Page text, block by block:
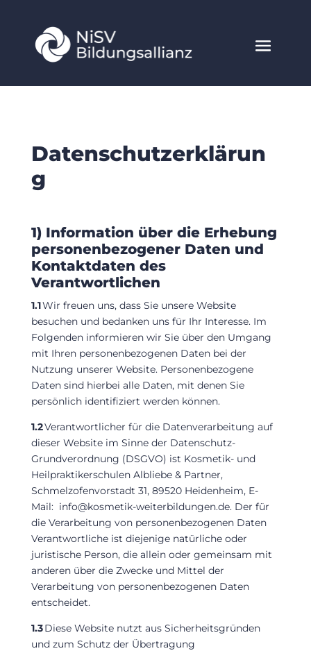
Datenschutzerklärun
g
1) Information über die Erhebung
personenbezogener Daten und
Kontaktdaten des
Verantwortlichen
1.1Wir freuen uns, dass Sie unsere Website
besuchen und bedanken uns für Ihr Interesse. Im
Folgenden informieren wir Sie über den Umgang
mit Ihren personenbezogenen Daten bei der
Nutzung unserer Website. Personenbezogene
Daten sind hierbei alle Daten, mit denen Sie
persönlich identifiziert werden können.
1.2Verantwortlicher für die Datenverarbeitung auf
dieser Website im Sinne der Datenschutz-
Grundverordnung (DSGVO) ist Kosmetik- und
Heilpraktikerschulen Albliebe & Partner,
Schmelzofenvorstadt 31, 89520 Heidenheim, E-
Mail: info@kosmetik-weiterbildungen.de. Der für
die Verarbeitung von personenbezogenen Daten
Verantwortliche ist diejenige natürliche oder
juristische Person, die allein oder gemeinsam mit
anderen über die Zwecke und Mittel der
Verarbeitung von personenbezogenen Daten
entscheidet.
1.3Diese Website nutzt aus Sicherheitsgründen
und zum Schutz der Übertragung